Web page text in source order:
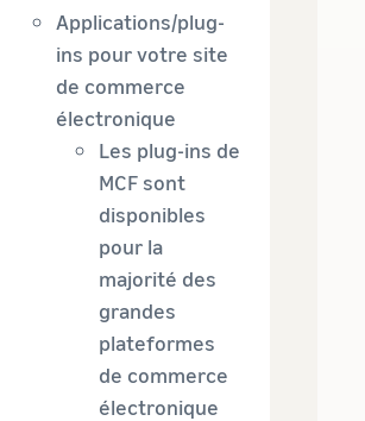
Applications/plug-
ins pour votre site
de commerce
électronique
Les plug-ins de
MCF sont
disponibles
pour la
majorité des
grandes
plateformes
de commerce
électronique